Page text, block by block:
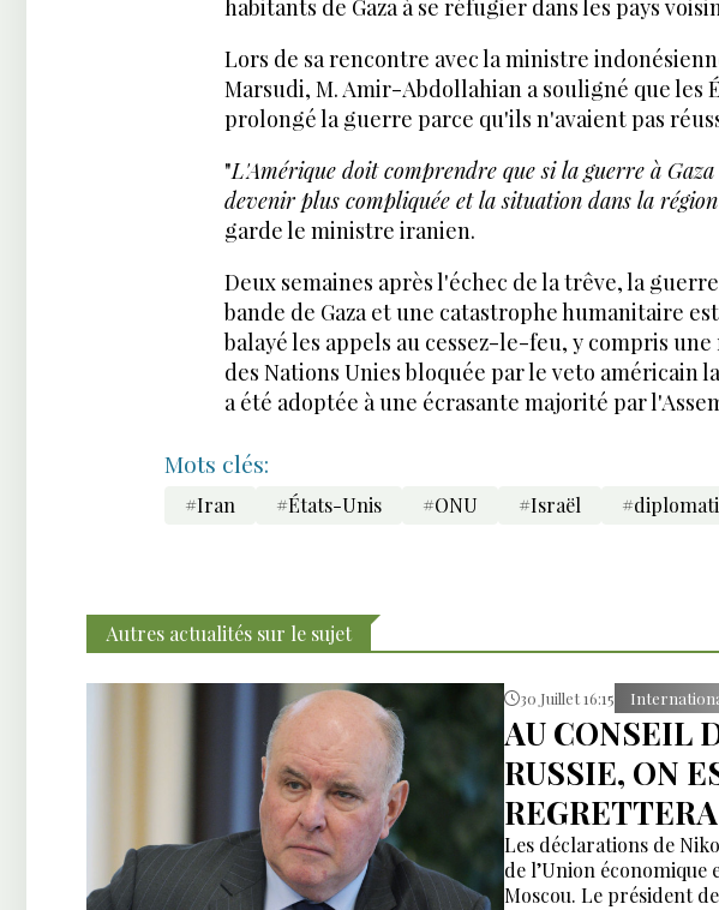
habitants de Gaza à se réfugier dans les pays
Lors de sa rencontre avec la ministre
Marsudi, M. Amir-Abdollahian a souligné que les
prolongé la guerre parce qu'ils n'avaient pas
"L'Amérique doit comprendre que si la guerre à
devenir plus compliquée et la situation dans la
garde le ministre iranien.
Deux semaines après l'échec de la trêve, la
bande de Gaza et une catastrophe humanitaire
balayé les appels au cessez-le-feu, y compris
des Nations Unies bloquée par le veto américain
a été adoptée à une écrasante majorité par
Mots clés:
#Iran #États-Unis #ONU #Israël
Autres actualités sur le sujet
30 Juillet 16:15
AU CONSEIL
RUSSIE, ON
Les déclarations de
de l’Union économique
Moscou. Le président